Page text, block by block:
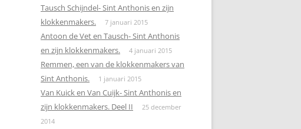
Tausch Schijndel- Sint Anthonis en zijn
klokkenmakers.
7 januari 2015
Antoon de Vet en Tausch- Sint Anthonis
en zijn klokkenmakers.
4 januari 2015
Remmen, een van de klokkenmakers van
Sint Anthonis.
1 januari 2015
Van Kuick en Van Cuijk- Sint Anthonis en
zijn klokkenmakers. Deel II
25 december
2014